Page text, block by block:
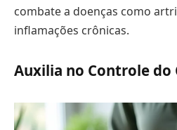
combate a doenças como
inflamações crônicas.
Auxilia no Controle do